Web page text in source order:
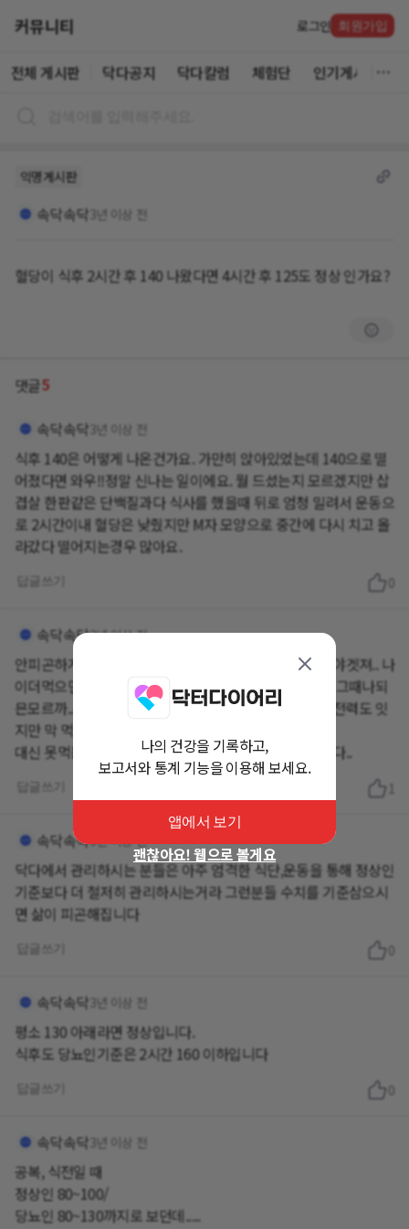
커뮤니티 로그인 회원가입
전체 게시판 닥다공지 닥다칼럼 체험단 인기게시글
익명게시판
속닥속닥 3년 이상 전
혈당이 식후 2시간 후 140 나왔다면 4시간 후 125도 정상 인가요?
댓글5
속닥속닥 3년 이상 전
식후 140은 어떻게 나온건가요. 가만히 앉아있었는데 140으로 떨
어졌다면 와우!!정말 신나는 일이에요. 뭘 드셨는지 모르겠지만 삽
겹살 한판같은 단백질과다 식사를 했을때 뒤로 엄청 밀려서 운동으
로 2시간이내 혈당은 낮췄지만 M자 모양으로 중간에 다시 치고 올
라갔다 떨어지는경우 많아요.
속닥속닥3년 이상 전
안피곤하게 살면 합병증이 더 빨리오는거 감수하고살아야겟져.. 나
이더먹으면 그때 운동할힘드 읍슬때 약으로만 의지할때 그때나되
믄모르까..움직일수잇을땐 식단?운동 철저히 해야져. 유전력도 잇
지만 막 먹고 관리안하고살은 댓가니 치를수밖에여..
대신 못먹는 힘듬은잇지만 더 건강해지는부분도 잇습니다..
1
속닥속닥3년 이상 전
닥다에서 관리하시는 분들은 아주 엄격한 식단,운동을 통해 정상인
기준보다 더 철저히 관리하시는거라 그런분들 수치를 기준삼으시
면 삶이 피곤해집니다
속닥속닥 3년 이상 전
평소 130 아래라면 정상입니다.
식후도 당뇨인기준은 2시간 160 이하입니다
속닥속닥 3년 이상 전
공복, 식전일 때
정상인 80~100/
당뇨인 80~130까지로 보던데.....
나의 건강을 기록하고,
보고서와 통계 기능을 이용해 보세요.
앱에서 보기
괜찮아요! 웹으로 볼게요